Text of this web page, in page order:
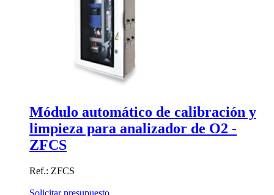
Módulo automático de calibración y
limpieza para analizador de O2 -
ZFCS
Ref.: ZFCS
Solicitar presupuesto